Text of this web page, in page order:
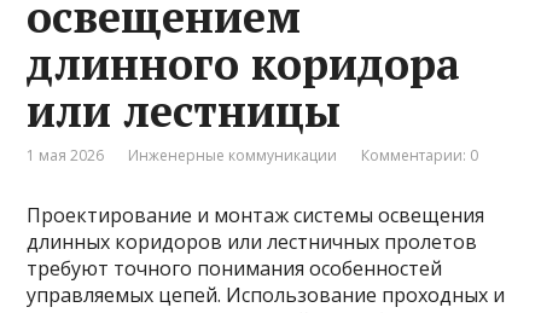
освещением
длинного коридора
или лестницы
1 мая 2026 Инженерные коммуникации Комментарии: 0
Проектирование и монтаж системы освещения
длинных коридоров или лестничных пролетов
требуют точного понимания особенностей
управляемых цепей. Использование проходных и